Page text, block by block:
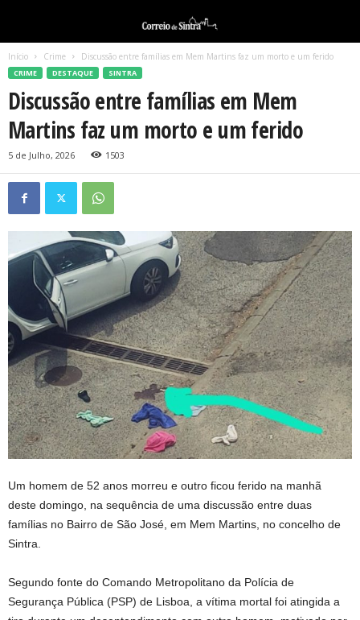
Início Crime Discussão entre famílias em Mem Martins faz um morto e um ferido
CRIME DESTAQUE SINTRA
Discussão entre famílias em Mem
Martins faz um morto e um ferido
5 de Julho, 2026 1503
Um homem de 52 anos morreu e outro ficou ferido na manhã
deste domingo, na sequência de uma discussão entre duas
famílias no Bairro de São José, em Mem Martins, no concelho de
Sintra.
Segundo fonte do Comando Metropolitano da Polícia de
Segurança Pública (PSP) de Lisboa, a vítima mortal foi atingida a